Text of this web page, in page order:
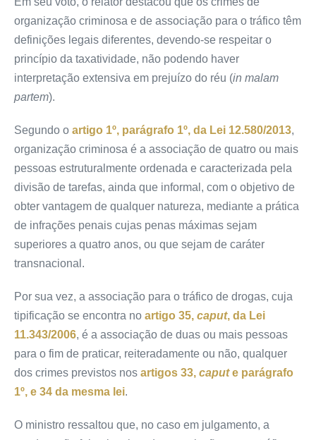
organização criminosa e de associação para o tráfico têm
definições legais diferentes, devendo-se respeitar o
princípio da taxatividade, não podendo haver
interpretação extensiva em prejuízo do réu (in malam
partem).
Segundo o artigo 1º, parágrafo 1º, da Lei 12.580/2013,
organização criminosa é a associação de quatro ou mais
pessoas estruturalmente ordenada e caracterizada pela
divisão de tarefas, ainda que informal, com o objetivo de
obter vantagem de qualquer natureza, mediante a prática
de infrações penais cujas penas máximas sejam
superiores a quatro anos, ou que sejam de caráter
transnacional.
Por sua vez, a associação para o tráfico de drogas, cuja
tipificação se encontra no artigo 35, caput, da Lei
11.343/2006, é a associação de duas ou mais pessoas
para o fim de praticar, reiteradamente ou não, qualquer
dos crimes previstos nos artigos 33, capute parágrafo
1º, e 34 da mesma lei.
O ministro ressaltou que, no caso em julgamento, a